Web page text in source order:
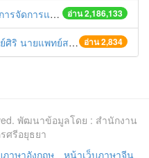
อ่าน 2,186,133
ะ สัปดาห์ที่ 9/2558
อ่าน 2,834
น้าที่ที่เกี่ยวข้อง เข้าร่วมการประชุม ณ ห้องประชุมไทรงาม สำนักงานสาธารณสุขจังหวัดพระนครศรีอยุธยา
พัฒนาข้อมูลโดย : สำนักงาน
ศรีอยุธยา
าษาอังกฤษ หน้าเว็บภาษาจีน